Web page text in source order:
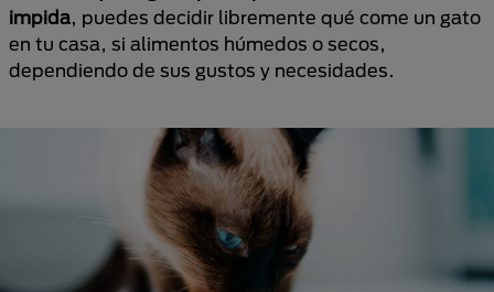
impida, puedes decidir libremente qué come un gato
en tu casa, si alimentos húmedos o secos,
dependiendo de sus gustos y necesidades.